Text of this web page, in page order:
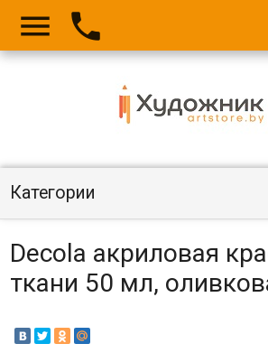
 
Категории
Decola акриловая
ткани 50 мл,